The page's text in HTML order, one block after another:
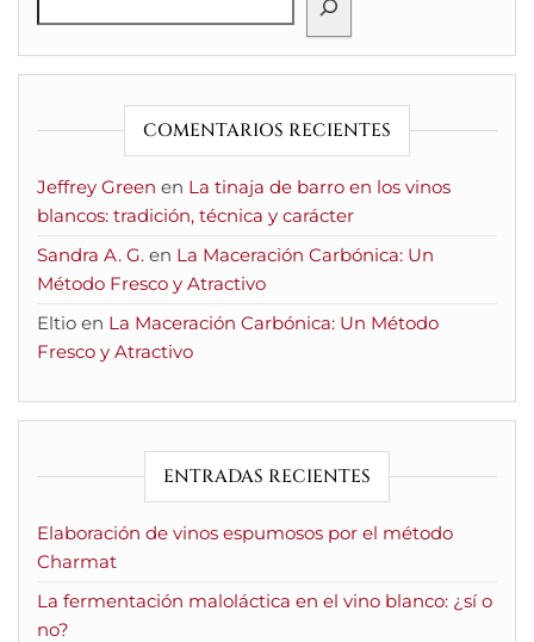
COMENTARIOS RECIENTES
Jeffrey Green en La tinaja de barro en los vinos
blancos: tradición, técnica y carácter
Sandra A. G. en La Maceración Carbónica: Un
Método Fresco y Atractivo
Eltio en La Maceración Carbónica: Un Método
Fresco y Atractivo
ENTRADAS RECIENTES
Elaboración de vinos espumosos por el método
Charmat
La fermentación maloláctica en el vino blanco: ¿sí o
no?